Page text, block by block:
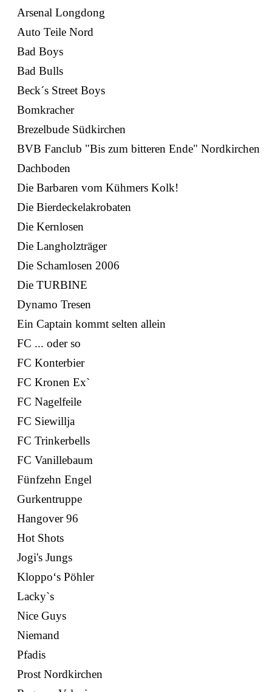
Arsenal Longdong
Auto Teile Nord
Bad Boys
Bad Bulls
Beck´s Street Boys
Bomkracher
Brezelbude Südkirchen
BVB Fanclub "Bis zum bitteren Ende" Nordkirchen
Dachboden
Die Barbaren vom Kühmers Kolk!
Die Bierdeckelakrobaten
Die Kernlosen
Die Langholzträger
Die Schamlosen 2006
Die TURBINE
Dynamo Tresen
Ein Captain kommt selten allein
FC ... oder so
FC Konterbier
FC Kronen Ex`
FC Nagelfeile
FC Siewillja
FC Trinkerbells
FC Vanillebaum
Fünfzehn Engel
Gurkentruppe
Hangover 96
Hot Shots
Jogi's Jungs
Kloppo‘s Pöhler
Lacky`s
Nice Guys
Niemand
Pfadis
Prost Nordkirchen